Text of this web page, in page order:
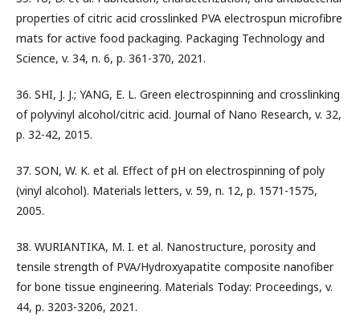
properties of citric acid crosslinked PVA electrospun microfibre
mats for active food packaging. Packaging Technology and
Science, v. 34, n. 6, p. 361-370, 2021.
36. SHI, J. J.; YANG, E. L. Green electrospinning and crosslinking
of polyvinyl alcohol/citric acid. Journal of Nano Research, v. 32,
p. 32-42, 2015.
37. SON, W. K. et al. Effect of pH on electrospinning of poly
(vinyl alcohol). Materials letters, v. 59, n. 12, p. 1571-1575,
2005.
38. WURIANTIKA, M. I. et al. Nanostructure, porosity and
tensile strength of PVA/Hydroxyapatite composite nanofiber
for bone tissue engineering. Materials Today: Proceedings, v.
44, p. 3203-3206, 2021.